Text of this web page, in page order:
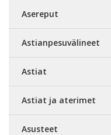
Asereput
Astianpesuvälineet
Astiat
Astiat ja aterimet
Asusteet